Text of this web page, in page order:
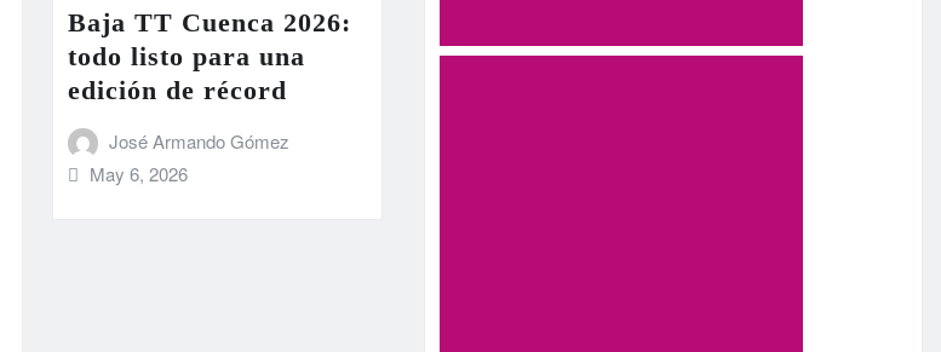
Baja TT Cuenca 2026:
todo listo para una
edición de récord
José Armando Gómez
May 6, 2026